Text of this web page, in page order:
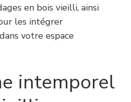
en bois vieilli, ainsi
les intégrer
votre espace
intemporel